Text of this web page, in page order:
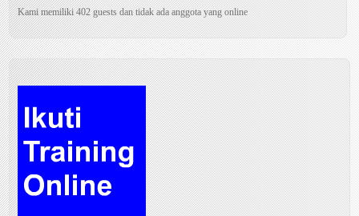
Kami memiliki 402 guests dan tidak ada anggota yang online